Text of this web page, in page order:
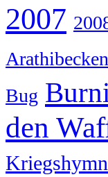
2007
Arathibecken
Bug
den